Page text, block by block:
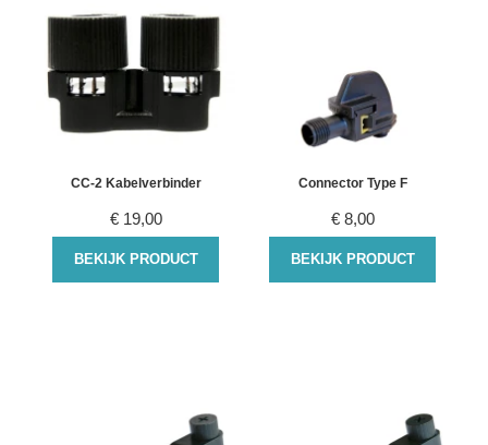
CC-2 Kabelverbinder
€ 19,00
BEKIJK PRODUCT
Connector Type F
€ 8,00
BEKIJK PRODUCT